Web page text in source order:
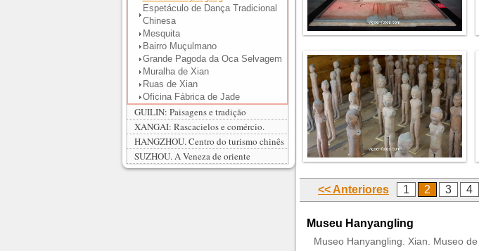
<< Anteriores 1 2 3 4
Museu Hanyangling
Museo Hanyangling. Xian. Museo
Espetáculo de Dança Tradicional
Chinesa
Mesquita
Bairro Muçulmano
Grande Pagoda da Oca Selvagem
Muralha de Xian
Ruas de Xian
Oficina Fábrica de Jade
GUILIN: Paisagens e tradição
XANGAI: Rascacielos e comércio.
HANGZHOU. Centro do turismo chinês
SUZHOU. A Veneza de oriente